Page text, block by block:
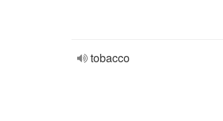
tobacco